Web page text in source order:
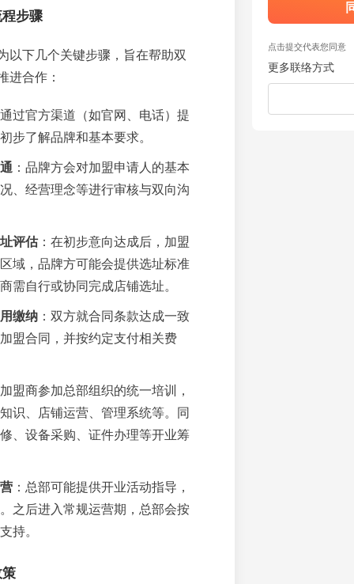
步骤
以下几个关键步骤，旨在帮助双
进合作：
过官方渠道（如官网、电话）提
步了解品牌和基本要求。
：品牌方会对加盟申请人的基本
、经营理念等进行审核与双向沟
评估：在初步意向达成后，加盟
域，品牌方可能会提供选址标准
需自行或协同完成店铺选址。
缴纳：双方就合同条款达成一致
盟合同，并按约定支付相关费
盟商参加总部组织的统一培训，
识、店铺运营、管理系统等。同
、设备采购、证件办理等开业筹
：总部可能提供开业活动指导，
之后进入常规运营期，总部会按
持。
点击提交代表您同意
更多联络方式